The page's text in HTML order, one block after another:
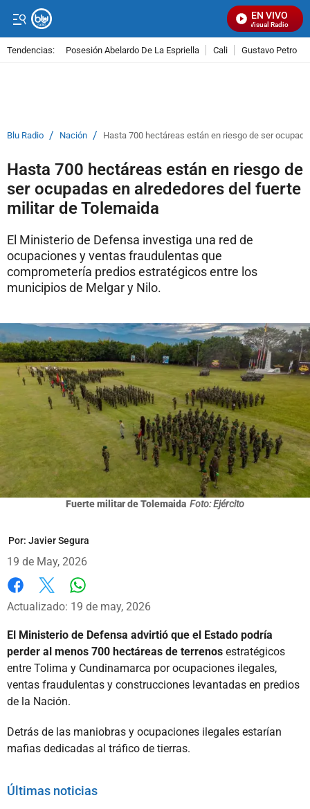
EN VIVO
Señal Visual Radio
Tendencias: Posesión Abelardo De La Espriella Cali Gustavo Petro
Blu Radio / Nación / Hasta 700 hectáreas están en riesgo de ser
Hasta 700 hectáreas están en riesgo de
ser ocupadas en alrededores del fuerte
militar de Tolemaida
El Ministerio de Defensa investiga una red de
ocupaciones y ventas fraudulentas que
comprometería predios estratégicos entre los
municipios de Melgar y Nilo.
Fuerte militar de Tolemaida Foto: Ejército
Por: Javier Segura
19 de May, 2026
Facebook
X
Actualizado: 19 de may, 2026
El Ministerio de Defensa advirtió que el Estado podría
perder al menos 700 hectáreas de terrenos estratégicos
entre Tolima y Cundinamarca por ocupaciones ilegales,
ventas fraudulentas y construcciones levantadas en predios
de la Nación.
Detrás de las maniobras y ocupaciones ilegales estarían
mafias dedicadas al tráfico de tierras.
Últimas noticias